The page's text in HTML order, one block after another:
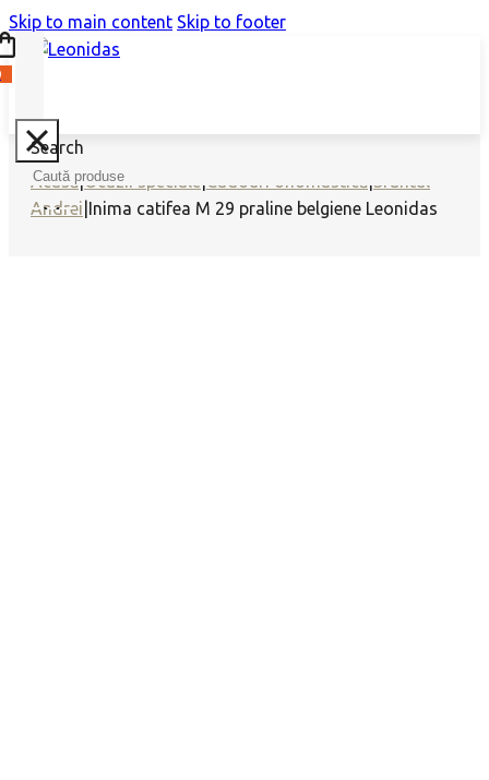
Skip to main content Skip to footer
Search
Acasă|Ocazii speciale|Cadouri onomastică|Sfantul
Andrei Inima catifea M 29 praline belgiene Leonidas